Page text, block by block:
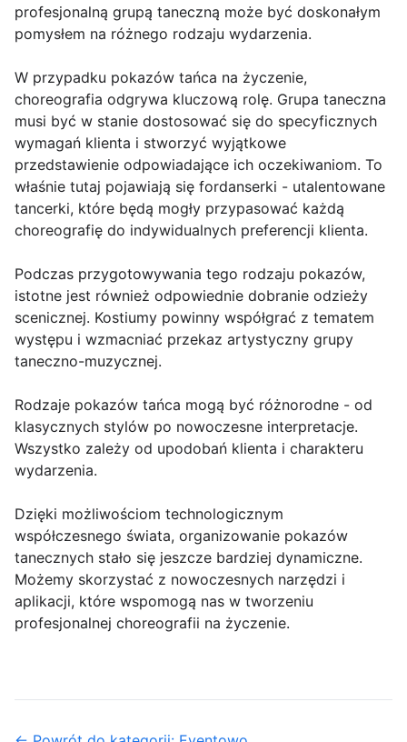
profesjonalną grupą taneczną może być doskonałym
pomysłem na różnego rodzaju wydarzenia.
W przypadku pokazów tańca na życzenie,
choreografia odgrywa kluczową rolę. Grupa taneczna
musi być w stanie dostosować się do specyficznych
wymagań klienta i stworzyć wyjątkowe
przedstawienie odpowiadające ich oczekiwaniom. To
właśnie tutaj pojawiają się fordanserki - utalentowane
tancerki, które będą mogły przypasować każdą
choreografię do indywidualnych preferencji klienta.
Podczas przygotowywania tego rodzaju pokazów,
istotne jest również odpowiednie dobranie odzieży
scenicznej. Kostiumy powinny współgrać z tematem
występu i wzmacniać przekaz artystyczny grupy
taneczno-muzycznej.
Rodzaje pokazów tańca mogą być różnorodne - od
klasycznych stylów po nowoczesne interpretacje.
Wszystko zależy od upodobań klienta i charakteru
wydarzenia.
Dzięki możliwościom technologicznym
współczesnego świata, organizowanie pokazów
tanecznych stało się jeszcze bardziej dynamiczne.
Możemy skorzystać z nowoczesnych narzędzi i
aplikacji, które wspomogą nas w tworzeniu
profesjonalnej choreografii na życzenie.